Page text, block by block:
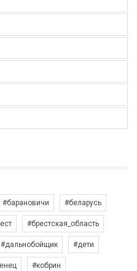
#барановичи #беларусь
#брестская_область
#дальнобойщик #дети
#кобрин